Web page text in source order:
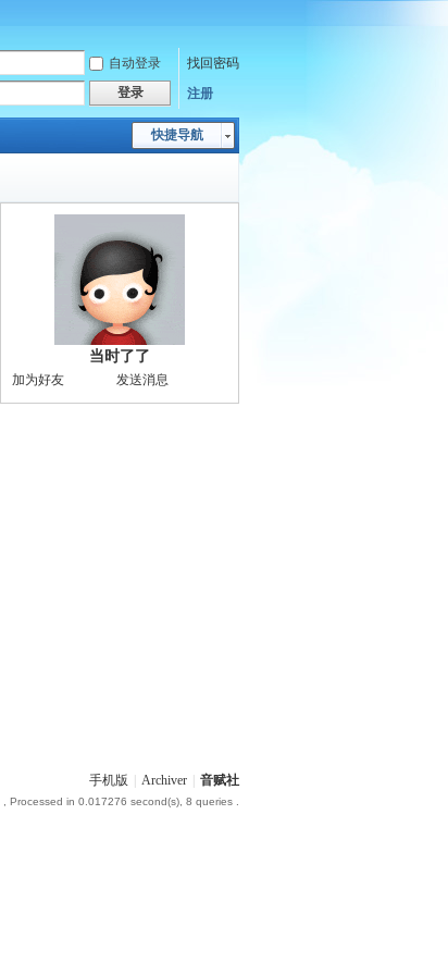
自动登录
找回密码
登录 注册
快捷导航
当时了了
加为好友 发送消息
手机版 Archiver 音赋社
, Processed in 0.017276 second(s), 8 queries .